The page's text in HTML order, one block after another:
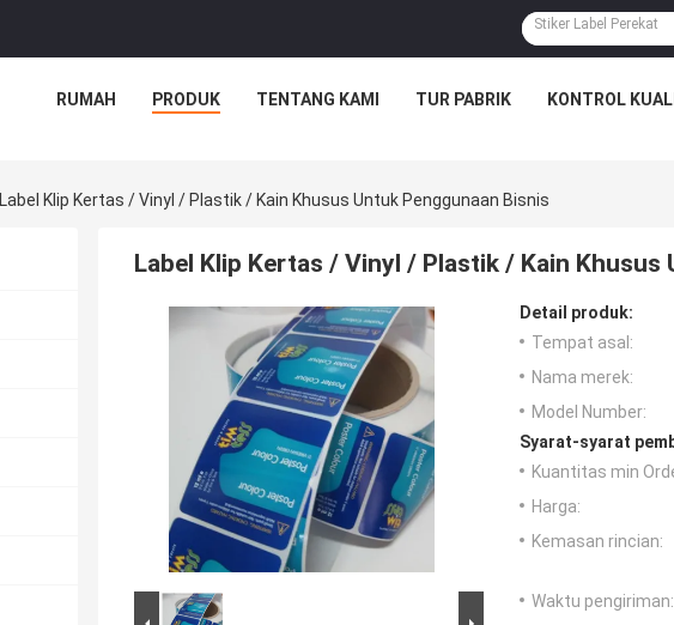
RUMAH PRODUK TENTANG KAMI TUR PABRIK KONTROL
Label Klip Kertas / Vinyl / Plastik / Kain Khusus Untuk Penggunaan Bisnis
Label Klip Kertas / Vinyl / Plastik / Kain Khusus
Detail produk:
Tempat asal:
Nama merek:
Model Number:
Syarat-syarat
Kuantitas min
Harga:
Kemasan rincian:
Waktu pengiriman: